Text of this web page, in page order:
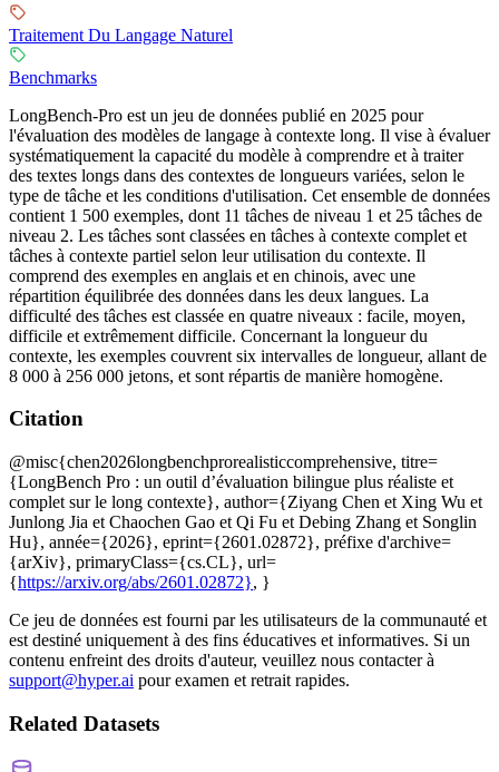
Traitement Du Langage Naturel
Benchmarks
LongBench-Pro est un jeu de données publié en 2025 pour
l'évaluation des modèles de langage à contexte long. Il vise à évaluer
systématiquement la capacité du modèle à comprendre et à traiter
des textes longs dans des contextes de longueurs variées, selon le
type de tâche et les conditions d'utilisation. Cet ensemble de données
contient 1 500 exemples, dont 11 tâches de niveau 1 et 25 tâches de
niveau 2. Les tâches sont classées en tâches à contexte complet et
tâches à contexte partiel selon leur utilisation du contexte. Il
comprend des exemples en anglais et en chinois, avec une
répartition équilibrée des données dans les deux langues. La
difficulté des tâches est classée en quatre niveaux : facile, moyen,
difficile et extrêmement difficile. Concernant la longueur du
contexte, les exemples couvrent six intervalles de longueur, allant de
8 000 à 256 000 jetons, et sont répartis de manière homogène.
Citation
@misc{chen2026longbenchprorealisticcomprehensive, titre=
{LongBench Pro : un outil d’évaluation bilingue plus réaliste et
complet sur le long contexte}, author={Ziyang Chen et Xing Wu et
Junlong Jia et Chaochen Gao et Qi Fu et Debing Zhang et Songlin
Hu}, année={2026}, eprint={2601.02872}, préfixe d'archive=
{arXiv}, primaryClass={cs.CL}, url=
{https://arxiv.org/abs/2601.02872}, }
Ce jeu de données est fourni par les utilisateurs de la communauté et
est destiné uniquement à des fins éducatives et informatives. Si un
contenu enfreint des droits d'auteur, veuillez nous contacter à
support@hyper.ai pour examen et retrait rapides.
Related Datasets